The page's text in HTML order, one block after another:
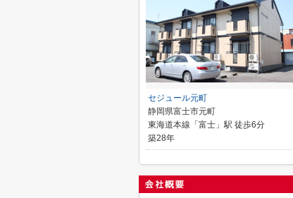
セジュール元町
静岡県富士市元町
東海道本線「富士」駅 徒歩6分
築28年